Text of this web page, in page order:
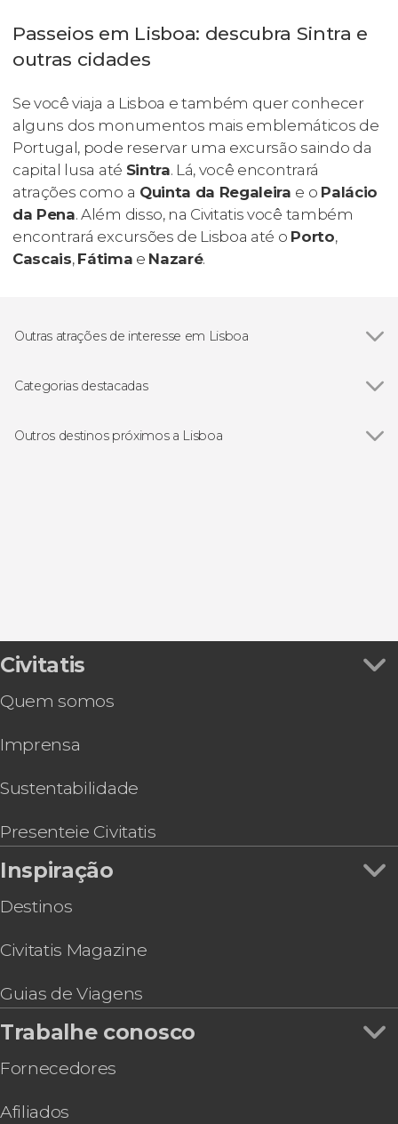
Passeios em Lisboa: descubra Sintra e
outras cidades
Se você viaja a Lisboa e também quer conhecer
alguns dos monumentos mais emblemáticos de
Portugal, pode reservar uma excursão saindo da
capital lusa até Sintra. Lá, você encontrará
atrações como a Quinta da Regaleira e o Palácio
da Pena. Além disso, na Civitatis você também
encontrará excursões de Lisboa até o Porto,
Cascais, Fátima e Nazaré.
Outras atrações de interesse em Lisboa
Ponte 25 de Abril
Mosteiro dos Jerónimos
Categorias destacadas
Excursões de um dia saindo de Lisboa
Outros destinos próximos a Lisboa
Civitatis
Quem somos
Imprensa
Sustentabilidade
Presenteie Civitatis
Inspiração
Destinos
Civitatis Magazine
Guias de Viagens
Trabalhe conosco
Fornecedores
Afiliados